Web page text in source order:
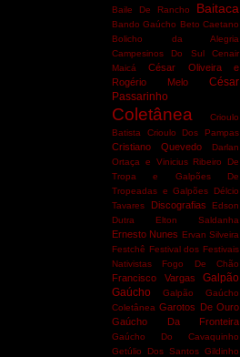
Baile De Rancho
Baitaca
Bando Gaúcho Beto Caetano
Bolicho da Alegria
Campesinos Do Sul
Cenair
Maicá
César Oliveira e
Rogério Melo
César
Passarinho
Coletânea
Crioulo
Batista
Crioulo Dos Pampas
Cristiano Quevedo
Darlan
Ortaça e Vinicius Ribeiro
De
Tropa e Galpões
De
Tropeadas e Galpões
Délcio
Tavares
Discografias
Edson
Dutra
Elton Saldanha
Ernesto Nunes Ervan Silveira
Festchê Festival dos Festivais
Nativistas
Fogo De Chão
Francisco Vargas
Galpão
Gaúcho
Galpão Gaúcho
Coletânea Garotos De Ouro
Gaúcho Da Fronteira
Gaúcho Do Cavaquinho
Getúlio Dos Santos Gildinho